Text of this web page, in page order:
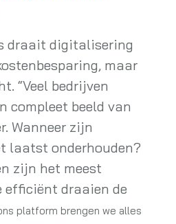
draait digitalisering
maar
“Veel bedrijven
compleet beeld van
Wanneer zijn
laatst onderhouden?
zijn het meest
efficiënt draaien de
platform brengen we alles